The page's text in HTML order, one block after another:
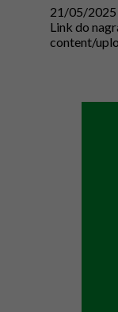
21/05/2025
Link do
content/